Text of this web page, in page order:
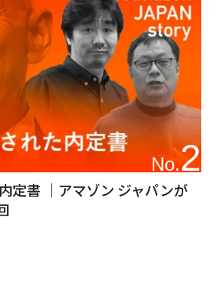
No.2
定書 ｜アマゾン ジャパンが